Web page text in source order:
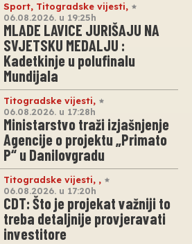
Sport, Titogradske vijesti,
06.08.2026. u 19:25h
MLADE LAVICE JURIŠAJU NA
SVJETSKU MEDALJU :
Kadetkinje u polufinalu
Mundijala
Titogradske vijesti,
06.08.2026. u 17:28h
Ministarstvo traži izjašnjenje
Agencije o projektu „Primato
P“ u Danilovgradu
Titogradske vijesti, ,
06.08.2026. u 17:20h
CDT: Što je projekat važniji to
treba detaljnije provjeravati
investitore